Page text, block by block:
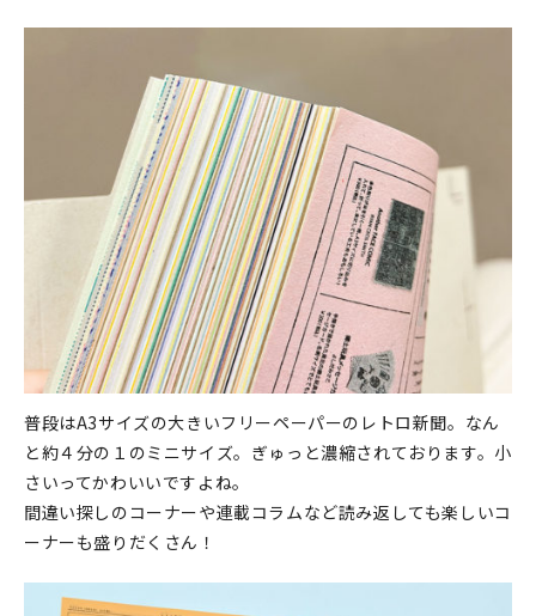
ギャラリー
マイアカウント
カートを見る
お買い物ガイド
よくある質問
お問い合わせ
普段はA3サイズの大きいフリーペーパーのレトロ新聞。なん
と約４分の１のミニサイズ。ぎゅっと濃縮されております。小
さいってかわいいですよね。
間違い探しのコーナーや連載コラムなど読み返しても楽しいコ
ーナーも盛りだくさん！